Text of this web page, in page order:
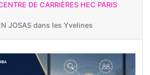
DE CARRIÈRES HEC PARIS
JOSAS dans les Yvelines